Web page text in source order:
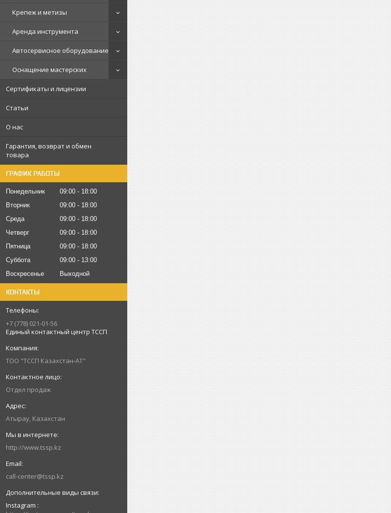
Крепеж и метизы
Аренда инструмента
Автосервисное оборудование
Оснащение мастерских
Сертификаты и лицензии
Статьи
О нас
Гарантия, возврат и обмен
товара
ГРАФИК РАБОТЫ
Понедельник 09:00
18:00
Вторник
09:00
18:00
Среда
09:00
18:00
Четверг
09:00
18:00
Пятница
09:00
18:00
Суббота
09:00
13:00
Воскресенье
Выходной
КОНТАКТЫ
+7 (778) 021-01-56
Единый контактный центр ТССП
ТОО "ТССП Казахстан-АТ"
Отдел продаж
Атырау, Казахстан
http://www.tssp.kz
call-center@tssp.kz
Instagram